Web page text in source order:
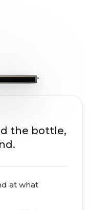
the bottle,
at what